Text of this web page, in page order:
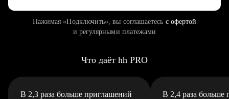
Нажимая «Подключить», вы соглашаетесь с офертой
и регулярными платежами
Что даёт hh PRO
В 2,3 раза больше приглашений В 2,4 раза больше